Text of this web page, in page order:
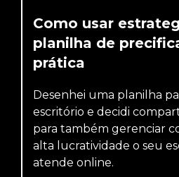
Como usar
planilha de
prática
Desenhei uma planilha
escritório e decidi
para também gerenciar
alta lucratividade o seu
atende online.